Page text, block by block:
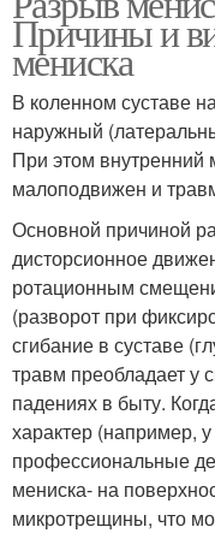
Причины и
мениска
В коленном суставе
наружный
При этом внутренний
малоподвижен и
Основной причиной
дисторсионное
ротационным
(разворот при
сгибание в суставе
травм преобладает у
падениях в быту.
характер (например,
профессиональные
мениска- на
микротрещины, что